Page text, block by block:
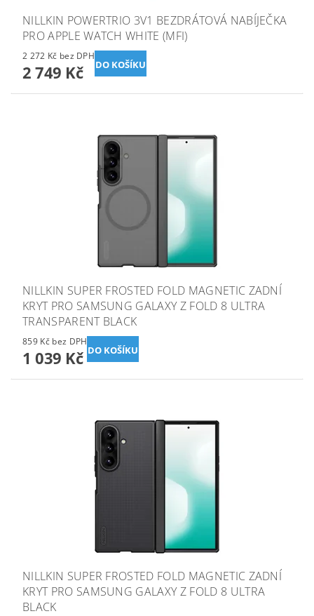
NILLKIN POWERTRIO 3V1 BEZDRÁTOVÁ NABÍJEČKA
PRO APPLE WATCH WHITE (MFI)
2 272 Kč bez DPH
2 749 Kč
NILLKIN SUPER FROSTED FOLD MAGNETIC ZADNÍ
KRYT PRO SAMSUNG GALAXY Z FOLD 8 ULTRA
TRANSPARENT BLACK
859 Kč bez DPH
1 039 Kč
NILLKIN SUPER FROSTED FOLD MAGNETIC ZADNÍ
KRYT PRO SAMSUNG GALAXY Z FOLD 8 ULTRA
BLACK